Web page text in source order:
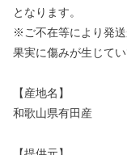
となります。
※ご不在等により発送
果実に傷みが生じて
【産地名】
和歌山県有田産